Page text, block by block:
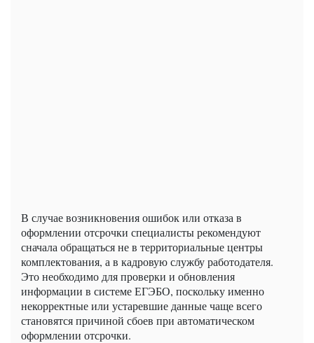
В случае возникновения ошибок или отказа в
оформлении отсрочки специалисты рекомендуют
сначала обращаться не в территориальные центры
комплектования, а в кадровую службу работодателя.
Это необходимо для проверки и обновления
информации в системе ЕГЭБО, поскольку именно
некорректные или устаревшие данные чаще всего
становятся причиной сбоев при автоматическом
оформлении отсрочки.